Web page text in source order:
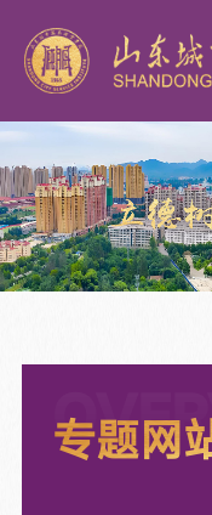
专题网